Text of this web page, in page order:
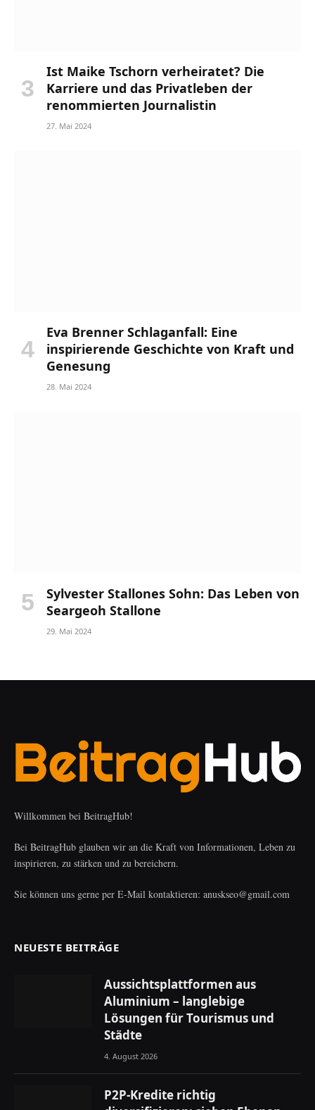
Ist Maike Tschorn verheiratet? Die
Karriere und das Privatleben der
renommierten Journalistin
27. Mai 2024
Eva Brenner Schlaganfall: Eine
inspirierende Geschichte von Kraft und
Genesung
28. Mai 2024
Sylvester Stallones Sohn: Das Leben von
Seargeoh Stallone
29. Mai 2024
Willkommen bei BeitragHub!
Bei BeitragHub glauben wir an die Kraft von Informationen, Leben zu
inspirieren, zu stärken und zu bereichern.
Sie können uns gerne per E-Mail kontaktieren: anuskseo@gmail.com
NEUESTE BEITRÄGE
Aussichtsplattformen aus
Aluminium – langlebige
Lösungen für Tourismus und
Städte
4. August 2026
P2P-Kredite richtig